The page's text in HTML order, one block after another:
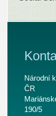
Národní
ČR
190/5